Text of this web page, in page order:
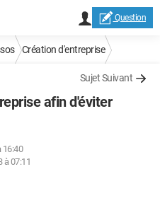
Question
Création d'entreprise
Sujet Suivant
afin d'éviter
16:40
à 07:11